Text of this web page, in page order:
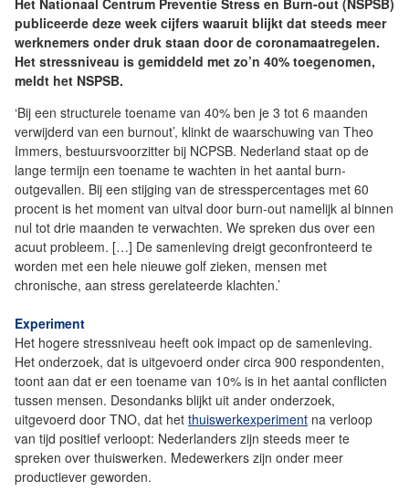
Het Nationaal Centrum Preventie Stress en Burn-out (NSPSB)
publiceerde deze week cijfers waaruit blijkt dat steeds meer
werknemers onder druk staan door de coronamaatregelen.
Het stressniveau is gemiddeld met zo’n 40% toegenomen,
meldt het NSPSB.
‘Bij een structurele toename van 40% ben je 3 tot 6 maanden
verwijderd van een burnout’, klinkt de waarschuwing van Theo
Immers, bestuursvoorzitter bij NCPSB. Nederland staat op de
lange termijn een toename te wachten in het aantal burn-
outgevallen. Bij een stijging van de stresspercentages met 60
procent is het moment van uitval door burn-out namelijk al binnen
nul tot drie maanden te verwachten. We spreken dus over een
acuut probleem. […] De samenleving dreigt geconfronteerd te
worden met een hele nieuwe golf zieken, mensen met
chronische, aan stress gerelateerde klachten.’
Experiment
Het hogere stressniveau heeft ook impact op de samenleving.
Het onderzoek, dat is uitgevoerd onder circa 900 respondenten,
toont aan dat er een toename van 10% is in het aantal conflicten
tussen mensen. Desondanks blijkt uit ander onderzoek,
uitgevoerd door TNO, dat het thuiswerkexperiment na verloop
van tijd positief verloopt: Nederlanders zijn steeds meer te
spreken over thuiswerken. Medewerkers zijn onder meer
productiever geworden.